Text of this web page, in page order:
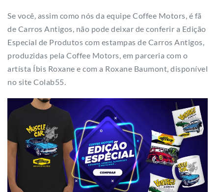
Se você, assim como nós da equipe Coffee Motors, é fã
de Carros Antigos, não pode deixar de conferir a Edição
Especial de Produtos com estampas de Carros Antigos,
produzidas pela Coffee Motors, em parceria com o
artísta Íbis Roxane e com a Roxane Baumont, disponível
no site Colab55.